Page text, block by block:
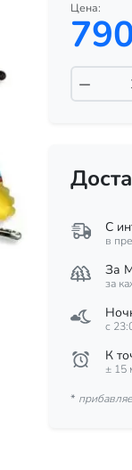
Цена:
С
в
За
за
c
К
± 15
*